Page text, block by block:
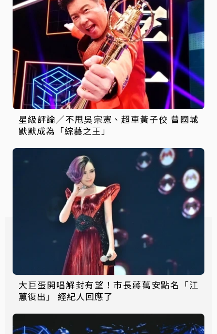
星級評論／不甩吳宗憲、超車黃子佼 曾國城
默默成為「綜藝之王」
大巨蛋開唱解封有望！市長蔣萬安點名「江
蕙復出」 經紀人回應了